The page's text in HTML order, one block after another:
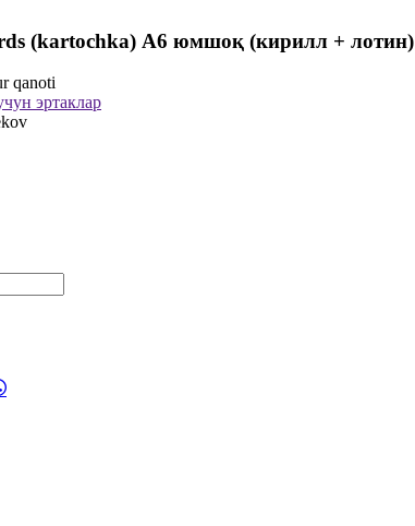
(kartochka) А6 юмшоқ (кирилл + лотин)
qanoti
эртаклар